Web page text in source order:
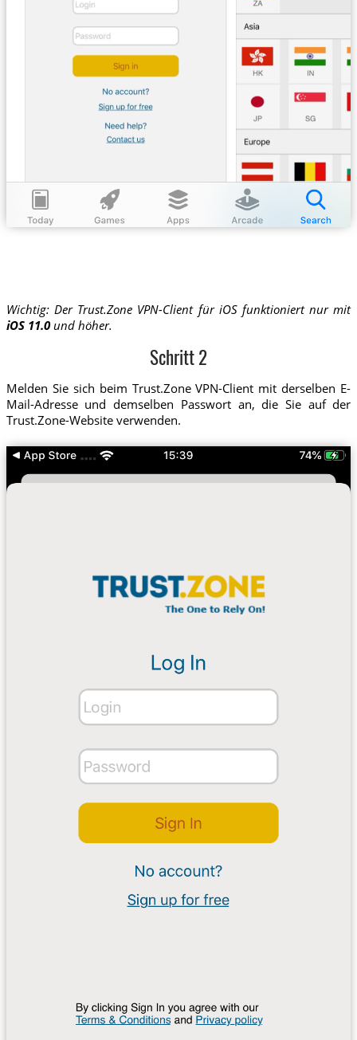
Wichtig: Der Trust.Zone VPN-Client für iOS funktioniert nur mit
iOS 11.0und höher.
Schritt 2
Melden Sie sich beim Trust.Zone VPN-Client mit derselben E-
Mail-Adresse und demselben Passwort an, die Sie auf der
Trust.Zone-Website verwenden.